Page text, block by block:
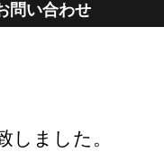
問い合わせ
しました。